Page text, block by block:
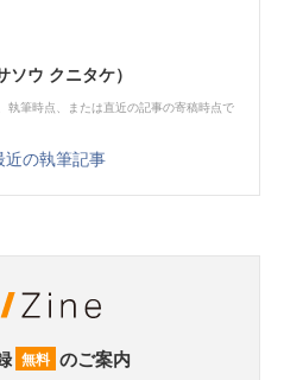
ソウ クニタケ）
執筆時点、または直近の記事の寄稿時点で
近の執筆記事
無料 のご案内